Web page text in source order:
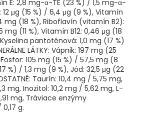
E: 2,8 mg-α-TE (23 %) / 1,5 mg-α-
12 μg (15 %) / 6,4 μg (9 %), Vitamín
mg (18 %), Riboflavín (vitamín B2):
mg (11 %), Vitamín B12: 0,46 μg (18
pantoténová: 1,0 mg (17 %)
LÁTKY: Vápnik: 197 mg (25
105 mg (15 %) / 57,5 mg (8
%) / 1,3 mg (9 %), Jód: 32,5 μg (22
Taurín: 10,4 mg / 5,75 mg,
mg, Inozitol: 10,2 mg / 5,62 mg, L-
mg, Tráviace enzýmy
g.